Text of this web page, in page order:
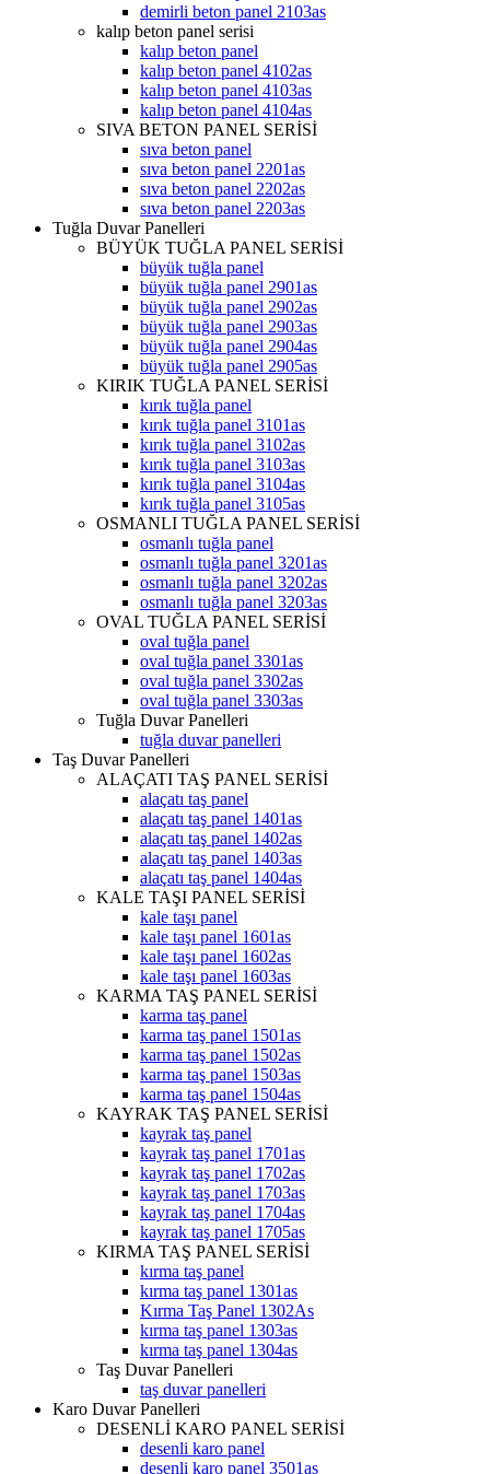
demirli beton panel 2103as
kalıp beton panel serisi
kalıp beton panel
kalıp beton panel 4102as
kalıp beton panel 4103as
kalıp beton panel 4104as
SIVA BETON PANEL SERİSİ
sıva beton panel
sıva beton panel 2201as
sıva beton panel 2202as
sıva beton panel 2203as
Tuğla Duvar Panelleri
BÜYÜK TUĞLA PANEL SERİSİ
büyük tuğla panel
büyük tuğla panel 2901as
büyük tuğla panel 2902as
büyük tuğla panel 2903as
büyük tuğla panel 2904as
büyük tuğla panel 2905as
KIRIK TUĞLA PANEL SERİSİ
kırık tuğla panel
kırık tuğla panel 3101as
kırık tuğla panel 3102as
kırık tuğla panel 3103as
kırık tuğla panel 3104as
kırık tuğla panel 3105as
OSMANLI TUĞLA PANEL SERİSİ
osmanlı tuğla panel
osmanlı tuğla panel 3201as
osmanlı tuğla panel 3202as
osmanlı tuğla panel 3203as
OVAL TUĞLA PANEL SERİSİ
oval tuğla panel
oval tuğla panel 3301as
oval tuğla panel 3302as
oval tuğla panel 3303as
Tuğla Duvar Panelleri
tuğla duvar panelleri
Taş Duvar Panelleri
ALAÇATI TAŞ PANEL SERİSİ
alaçatı taş panel
alaçatı taş panel 1401as
alaçatı taş panel 1402as
alaçatı taş panel 1403as
alaçatı taş panel 1404as
KALE TAŞI PANEL SERİSİ
kale taşı panel
kale taşı panel 1601as
kale taşı panel 1602as
kale taşı panel 1603as
KARMA TAŞ PANEL SERİSİ
karma taş panel
karma taş panel 1501as
karma taş panel 1502as
karma taş panel 1503as
karma taş panel 1504as
KAYRAK TAŞ PANEL SERİSİ
kayrak taş panel
kayrak taş panel 1701as
kayrak taş panel 1702as
kayrak taş panel 1703as
kayrak taş panel 1704as
kayrak taş panel 1705as
KIRMA TAŞ PANEL SERİSİ
kırma taş panel
kırma taş panel 1301as
Kırma Taş Panel 1302As
kırma taş panel 1303as
kırma taş panel 1304as
Taş Duvar Panelleri
taş duvar panelleri
Karo Duvar Panelleri
DESENLİ KARO PANEL SERİSİ
desenli karo panel
desenli karo panel 3501as